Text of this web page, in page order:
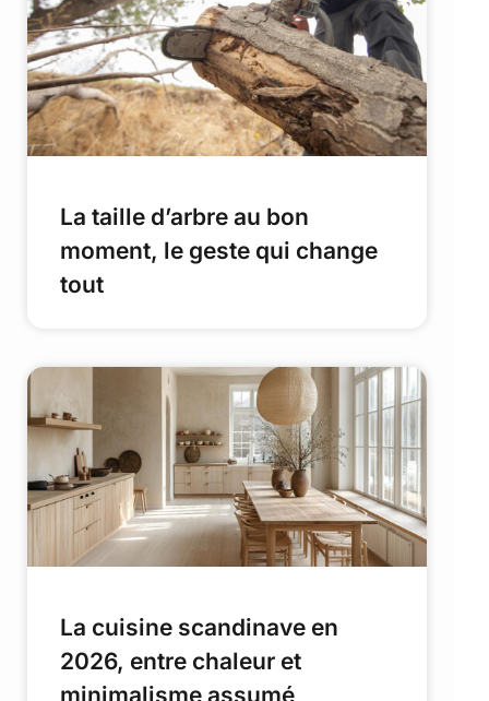
La taille d’arbre au bon
moment, le geste qui change
tout
La cuisine scandinave en
2026, entre chaleur et
minimalisme assumé